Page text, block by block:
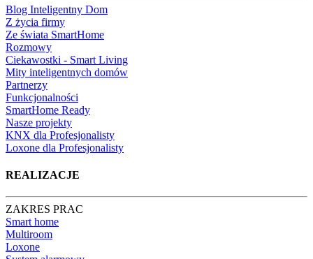
Blog Inteligentny Dom
Z życia firmy
Ze świata SmartHome
Rozmowy
Ciekawostki - Smart Living
Mity inteligentnych domów
Partnerzy
Funkcjonalności
SmartHome Ready
Nasze projekty
KNX dla Profesjonalisty
Loxone dla Profesjonalisty
REALIZACJE
ZAKRES PRAC
Smart home
Multiroom
Loxone